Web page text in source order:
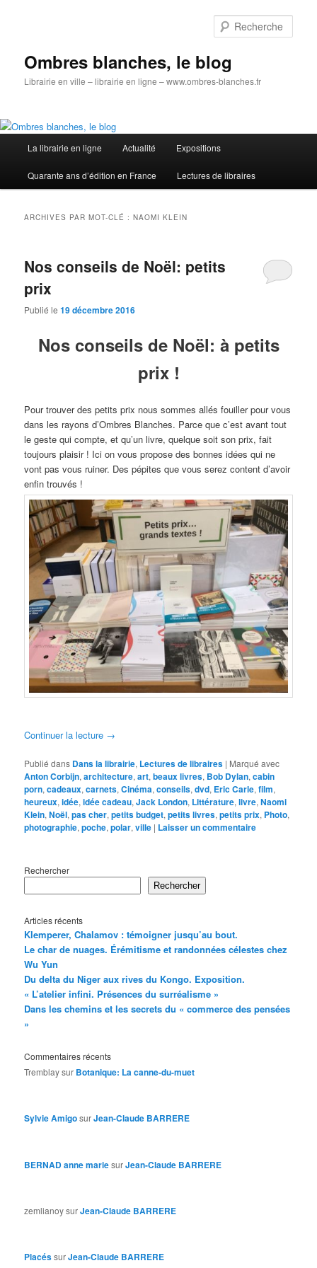
Ombres blanches, le blog
Librairie en ville – librairie en ligne – www.ombres-blanches.fr
principal
La librairie en ligne Actualité Expositions
Quarante ans d’édition en France Lectures de libraires
ARCHIVES PAR MOT-CLÉ :NAOMI KLEIN
Nos conseils de Noël: petits
prix
Publié le19 décembre 2016
Nos conseils de Noël: à petits
prix !
Pour trouver des petits prix nous sommes allés fouiller pour vous
dans les rayons d’Ombres Blanches. Parce que c’est avant tout
le geste qui compte, et qu’un livre, quelque soit son prix, fait
toujours plaisir ! Ici on vous propose des bonnes idées qui ne
vont pas vous ruiner. Des pépites que vous serez content d’avoir
enfin trouvés !
Continuer la lecture →
Publié dans Dans la librairie, Lectures de libraires | Marqué avec
Anton Corbijn,architecture,art,beaux livres, Bob Dylan,cabin
porn,cadeaux,carnets,Cinéma,conseils,dvd, Eric Carle,film,
heureux,idée,idée cadeau,Jack London, Littérature,livre,Naomi
Klein,Noël,pas cher,petits budget,petits livres,petits prix, Photo,
photographie,poche,polar,ville | Laisser un commentaire
Rechercher
Rechercher
Articles récents
Klemperer, Chalamov : témoigner jusqu’au bout.
Le char de nuages. Érémitisme et randonnées célestes chez
Wu Yun
Du delta du Niger aux rives du Kongo. Exposition.
« L’atelier infini. Présences du surréalisme »
Dans les chemins et les secrets du « commerce des pensées
»
Commentaires récents
Tremblaysur Botanique: La canne-du-muet
Sylvie AmigosurJean-Claude BARRERE
BERNAD anne mariesurJean-Claude BARRERE
zemlianoysurJean-Claude BARRERE
PlacéssurJean-Claude BARRERE